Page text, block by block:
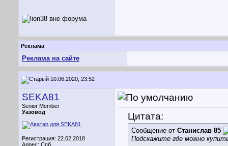
Реклама
Реклама на сайте
10.06.2020, 23:52
SEKA81
Senior Member
Уазовод
Регистрация: 22.02.2018
Адрес: Спб
Цитата:
Сообщение от Станислав 85
Подскажите где можно